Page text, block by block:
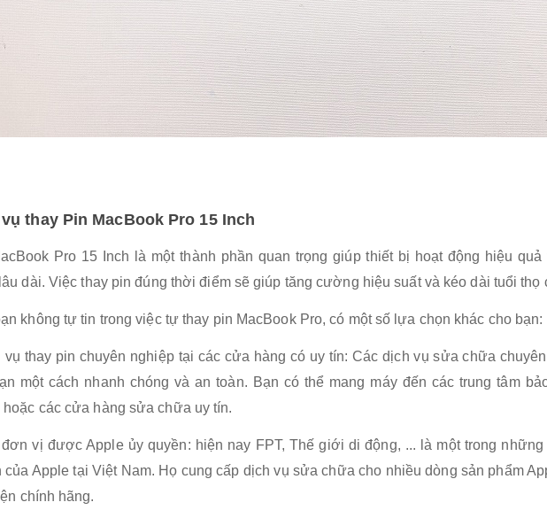
thay Pin MacBook Pro 15 Inch
Pro 15 Inch là một thành phần quan trọng giúp thiết bị hoạt động hiệu
dài. Việc thay pin đúng thời điểm sẽ giúp tăng cường hiệu suất và kéo dài tuổi thọ
không tự tin trong việc tự thay pin MacBook Pro, có một số lựa chọn khác cho bạn:
vụ thay pin chuyên nghiệp tại các cửa hàng có uy tín: Các dịch vụ sửa chữa
một cách nhanh chóng và an toàn. Bạn có thể mang máy đến các trung tâm
hoặc các cửa hàng sửa chữa uy tín.
vị được Apple ủy quyền: hiện nay FPT, Thế giới di động, ... là một trong những
của Apple tại Việt Nam. Họ cung cấp dịch vụ sửa chữa cho nhiều dòng sản phẩm
chính hãng.